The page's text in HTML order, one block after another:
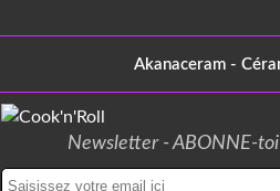
Akanaceram -
Newsletter - ABONNE-